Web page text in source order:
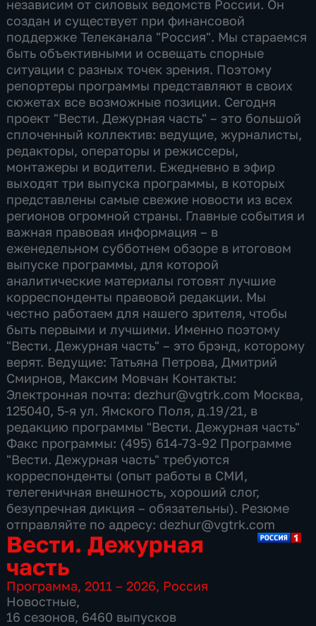
независим от силовых ведомств России. Он
создан и существует при финансовой
поддержке Телеканала "Россия". Мы стараемся
быть объективными и освещать спорные
ситуации с разных точек зрения. Поэтому
репортеры программы представляют в своих
сюжетах все возможные позиции. Сегодня
проект "Вести. Дежурная часть" – это большой
сплоченный коллектив: ведущие, журналисты,
редакторы, операторы и режиссеры,
монтажеры и водители. Ежедневно в эфир
выходят три выпуска программы, в которых
представлены самые свежие новости из всех
регионов огромной страны. Главные события и
важная правовая информация – в
еженедельном субботнем обзоре в итоговом
выпуске программы, для которой
аналитические материалы готовят лучшие
корреспонденты правовой редакции. Мы
честно работаем для нашего зрителя, чтобы
быть первыми и лучшими. Именно поэтому
"Вести. Дежурная часть" – это брэнд, которому
верят. Ведущие: Татьяна Петрова, Дмитрий
Смирнов, Максим Мовчан Контакты:
Электронная почта: dezhur@vgtrk.com Москва,
125040, 5-я ул. Ямского Поля, д.19/21, в
редакцию программы "Вести. Дежурная часть"
Факс программы: (495) 614-73-92 Программе
"Вести. Дежурная часть" требуются
корреспонденты (опыт работы в СМИ,
телегеничная внешность, хороший слог,
безупречная дикция – обязательны). Резюме
отправляйте по адресу: dezhur@vgtrk.com
Вести. Дежурная
часть
Программа,2011 – 2026, Россия
Новостные,
16 сезонов, 6460 выпусков